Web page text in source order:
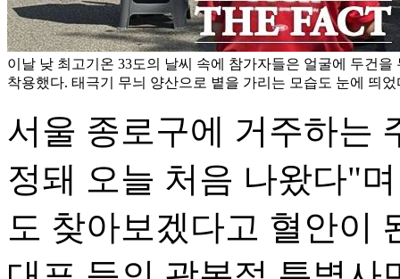
이날 낮 최고기온 33도의 날씨 속에 참가자들은 얼굴에 두건
착용했다. 태극기 무늬 양산으로 볕을 가리는 모습도 눈에 띄
서울 종로구에 거주하는
정돼 오늘 처음 나왔다"
도 찾아보겠다고 혈안이